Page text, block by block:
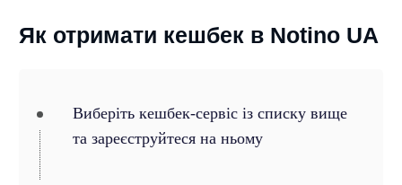
Як отримати кешбек в Notino UA
Виберіть кешбек-сервіс із списку вище
та зареєструйтеся на ньому